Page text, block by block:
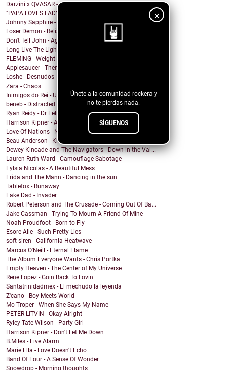
×
Únete a la comunidad rockera y
no te pierdas nada.
SÍGUENOS
Darzini x QVASAR - Baby I don't give a fuck
"PAPA LOVES LADYBOYS" by REETOXA
Johnny Sapphire - Steady Rhythm of a Beating Heart
Loser Demon - Reliance
Don't Tell John - Again
Long Live The Lights - The Fight
FLEMING - Weight In The Wind
Applesaucer - There’s a Light
Loshe - Desnudos
Zara - Chaos
Inimigos do Rei - Uma Barata Chamada Kafka versão ...
beneb - Distracted
Ryan Reidy - Dr Felix and His Fringe Body Parts
Harrison Kipner - Alone With You
Love Of Nations - Ne'er Do Well
Beau Anderson - Know By Now
Dewey Kincade and The Navigators - Down in the Val...
Lauren Ruth Ward - Camouflage Sabotage
Eylsia Nicolas - A Beautiful Mess
Frida and The Mann - Dancing in the sun
Tablefox - Runaway
Fake Dad - Invader
Robert Peterson and The Crusade - Coming Out Of Ba...
Jake Cassman - Trying To Mourn A Friend Of Mine
Noah Proudfoot - Born to Fly
Esore Alle - Such Pretty Lies
soft siren - California Heatwave
Marcus O'Neill - Eternal Flame
The Album Everyone Wants - Chris Portka
Empty Heaven - The Center of My Universe
Rene Lopez - Goin Back To Lovin
Santatrinidadmex - El mechudo la leyenda
Z'cano - Boy Meets World
Mo Troper - When She Says My Name
PETER LITVIN - Okay Alright
Ryley Tate Wilson - Party Girl
Harrison Kipner - Don't Let Me Down
B.Miles - Five Alarm
Marie Ella - Love Doesn't Echo
Band Of Four - A Sense Of Wonder
Snowdrop - Morning thoughts